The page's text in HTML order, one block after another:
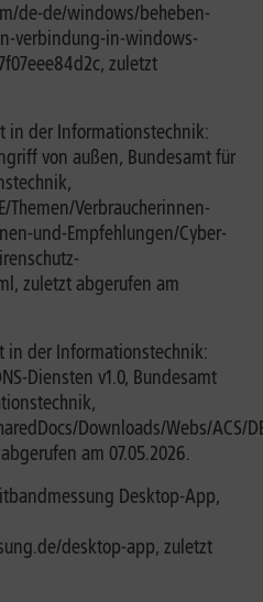
de-de/windows/beheben-
verbindung-in-windows-
zuletzt
in der Informationstechnik:
von außen, Bundesamt für
Verbraucherinnen-
und-Empfehlungen/Cyber-
zuletzt abgerufen am
in der Informationstechnik:
Diensten v1.0, Bundesamt
Downloads/Webs/ACS/
am 07.05.2026.
Desktop-App,
desktop-app, zuletzt